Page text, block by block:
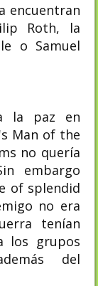
encuentran
Roth, la
o Samuel
la paz en
Man of the
no quería
embargo
of splendid
no era
tenían
los grupos
del